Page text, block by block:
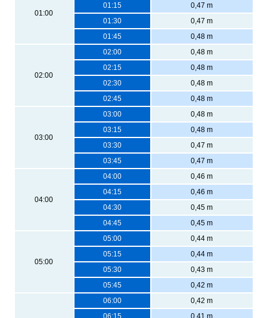
01:00
01:15
0,47 m
01:30
0,47 m
01:45
0,48 m
02:00
02:00
0,48 m
02:15
0,48 m
02:30
0,48 m
02:45
0,48 m
03:00
03:00
0,48 m
03:15
0,48 m
03:30
0,47 m
03:45
0,47 m
04:00
04:00
0,46 m
04:15
0,46 m
04:30
0,45 m
04:45
0,45 m
05:00
05:00
0,44 m
05:15
0,44 m
05:30
0,43 m
05:45
0,42 m
06:00
0,42 m
06:15
0,41 m